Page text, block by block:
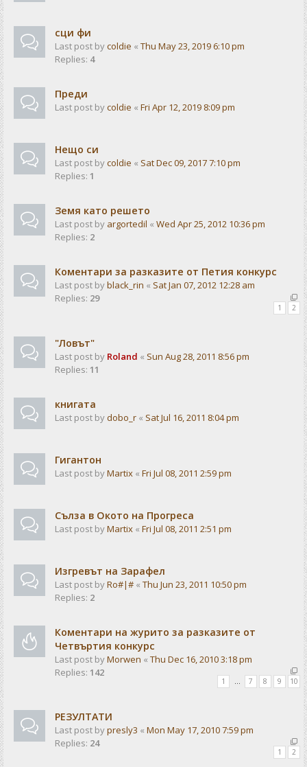
сци фи
Last post bycoldie « Thu May 23, 2019 6:10 pm
Replies: 4
Преди
Last post bycoldie « Fri Apr 12, 2019 8:09 pm
Нещо си
Last post bycoldie « Sat Dec 09, 2017 7:10 pm
Replies: 1
Земя като решето
Last post by argortedil « Wed Apr 25, 2012 10:36 pm
Replies: 2
Коментари за разказите от Петия конкурс
Last post byblack_rin « Sat Jan 07, 2012 12:28 am
Replies: 29
1 2
"Ловът"
Last post by Roland « Sun Aug 28, 2011 8:56 pm
Replies: 11
книгата
Last post bydobo_r « Sat Jul 16, 2011 8:04 pm
Гигантон
Last post byMartix « Fri Jul 08, 2011 2:59 pm
Сълза в Окото на Прогреса
Last post byMartix « Fri Jul 08, 2011 2:51 pm
Изгревът на Зарафел
Last post byRo#|# « Thu Jun 23, 2011 10:50 pm
Replies: 2
Коментари на журито за разказите от
Четвъртия конкурс
Last post byMorwen « Thu Dec 16, 2010 3:18 pm
Replies: 142
1 … 7 8 9 10
РЕЗУЛТАТИ
Last post bypresly3 « Mon May 17, 2010 7:59 pm
Replies: 24
1 2